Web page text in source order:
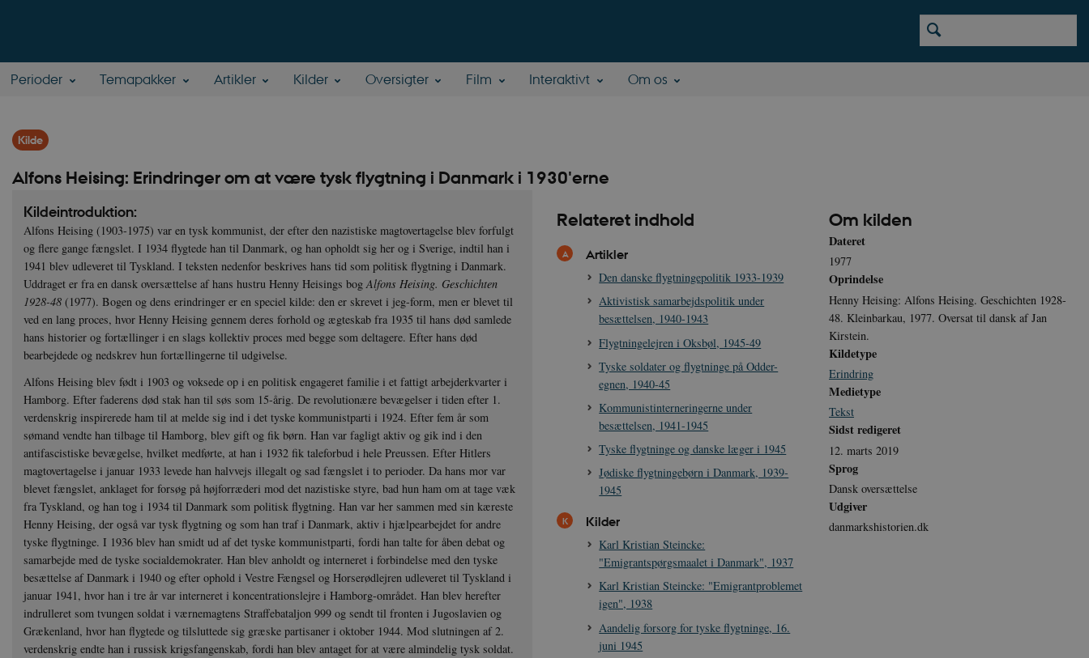
Perioder Temapakker Artikler Kilder Oversigter Film Interaktivt Om os
Kilde
Alfons Heising: Erindringer om at være tysk flygtning i Danmark i 1930'erne
Kildeintroduktion:
Alfons Heising (1903-1975) var en tysk kommunist, der efter den nazistiske magtovertagelse blev forfulgt
og flere gange fængslet. I 1934 flygtede han til Danmark, og han opholdt sig her og i Sverige, indtil han i
1941 blev udleveret til Tyskland. I teksten nedenfor beskrives hans tid som politisk flygtning i Danmark.
Uddraget er fra en dansk oversættelse af hans hustru Henny Heisings bogAlfons Heising. Geschichten
1928-48(1977). Bogen og dens erindringer er en speciel kilde: den er skrevet i jeg-form, men er blevet til
ved en lang proces, hvor Henny Heising gennem deres forhold og ægteskab fra 1935 til hans død samlede
hans historier og fortællinger i en slags kollektiv proces med begge som deltagere. Efter hans død
bearbejdede og nedskrev hun fortællingerne til udgivelse.
Alfons Heising blev født i 1903 og voksede op i en politisk engageret familie i et fattigt arbejderkvarter i
Hamborg. Efter faderens død stak han til søs som 15-årig. De revolutionære bevægelser i tiden efter 1.
verdenskrig inspirerede ham til at melde sig ind i det tyske kommunistparti i 1924. Efter fem år som
sømand vendte han tilbage til Hamborg, blev gift og fik børn. Han var fagligt aktiv og gik ind i den
antifascistiske bevægelse, hvilket medførte, at han i 1932 fik taleforbud i hele Preussen. Efter Hitlers
magtovertagelse i januar 1933 levede han halvvejs illegalt og sad fængslet i to perioder. Da hans mor var
blevet fængslet, anklaget for forsøg på højforræderi mod det nazistiske styre, bad hun ham om at tage væk
fra Tyskland, og han tog i 1934 til Danmark som politisk flygtning. Han var her sammen med sin kæreste
Henny Heising, der også var tysk flygtning og som han traf i Danmark, aktiv i hjælpearbejdet for andre
tyske flygtninge. I 1936 blev han smidt ud af det tyske kommunistparti, fordi han talte for åben debat og
samarbejde med de tyske socialdemokrater. Han blev anholdt og interneret i forbindelse med den tyske
besættelse af Danmark i 1940 og efter ophold i Vestre Fængsel og Horserødlejren udleveret til Tyskland i
januar 1941, hvor han i tre år var interneret i koncentrationslejre i Hamborg-området. Han blev herefter
indrulleret som tvungen soldat i værnemagtens Straffebataljon 999 og sendt til fronten i Jugoslavien og
Grækenland, hvor han flygtede og tilsluttede sig græske partisaner i oktober 1944. Mod slutningen af 2.
verdenskrig endte han i russisk krigsfangenskab, fordi han blev antaget for at være almindelig tysk soldat.
Relateret indhold
Artikler
Den danske flygtningepolitik 1933-1939
Aktivistisk samarbejdspolitik under
besættelsen, 1940-1943
Flygtningelejren i Oksbøl, 1945-49
Tyske soldater og flygtninge på Odder-
egnen, 1940-45
Kommunistinterneringerne under
besættelsen, 1941-1945
Tyske flygtninge og danske læger i 1945
Jødiske flygtningebørn i Danmark, 1939-
1945
Kilder
Karl Kristian Steincke:
"Emigrantspørgsmaalet i Danmark", 1937
Karl Kristian Steincke: "Emigrantproblemet
igen", 1938
Aandelig forsorg for tyske flygtninge, 16.
juni 1945
Om kilden
Dateret
1977
Oprindelse
Henny Heising: Alfons Heising. Geschichten 1928-
48. Kleinbarkau, 1977. Oversat til dansk af Jan
Kirstein.
Kildetype
Erindring
Medietype
Tekst
Sidst redigeret
12. marts 2019
Sprog
Dansk oversættelse
Udgiver
danmarkshistorien.dk